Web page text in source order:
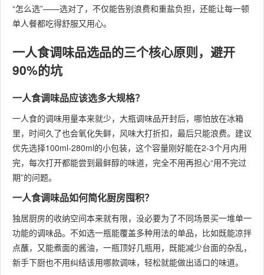
“怎么选”——选对了，不仅能告别浪费和重盐负担，还能让每一顿
单人餐都吃得舒服又用心。
一人食调味品选品的三个核心原则，避开
90%的坑
一人食调味品应该选多大规格？
一人食的调味用量本来就少，大瓶调味品开封后，哪怕放在冰箱
里，时间久了也会氧化失鲜，风味大打折扣，最后只能浪费。建议
优先选择100ml-280ml的小包装，这个容量刚好能在2-3个月内用
完，每次打开都能尝到最鲜醇的味道，完全不用再担心“用不完过
期”的问题。
一人食调味品如何简化厨房囤积？
独居厨房的收纳空间本来就有限，没必要为了不同场景买一堆单一
功能的调味品。不如选一瓶能覆盖多种用法的单品，比如既能凉拌
点蘸，又能煮面的酱油，一瓶顶好几瓶用，既能减少台面的杂乱，
新手下厨也不用纠结该用哪款调味，轻松就能做出适口的味道。